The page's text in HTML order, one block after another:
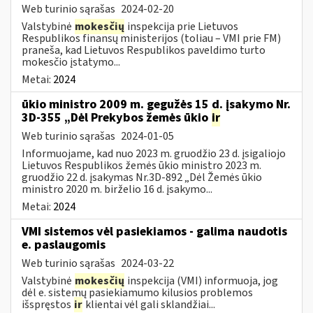
Web turinio sąrašas 2024-02-20
Valstybinė mokesčių inspekcija prie Lietuvos
Respublikos finansų ministerijos (toliau – VMI prie FM)
praneša, kad Lietuvos Respublikos paveldimo turto
mokesčio įstatymo...
Metai: 2024
ūkio ministro 2009 m. gegužės 15 d. įsakymo Nr.
3D-355 „Dėl Prekybos žemės ūkio ir
Web turinio sąrašas 2024-01-05
Informuojame, kad nuo 2023 m. gruodžio 23 d. įsigaliojo
Lietuvos Respublikos žemės ūkio ministro 2023 m.
gruodžio 22 d. įsakymas Nr.3D-892 „Dėl Žemės ūkio
ministro 2020 m. birželio 16 d. įsakymo...
Metai: 2024
VMI sistemos vėl pasiekiamos - galima naudotis
e. paslaugomis
Web turinio sąrašas 2024-03-22
Valstybinė mokesčių inspekcija (VMI) informuoja, jog
dėl e. sistemų pasiekiamumo kilusios problemos
išspręstos ir klientai vėl gali sklandžiai...